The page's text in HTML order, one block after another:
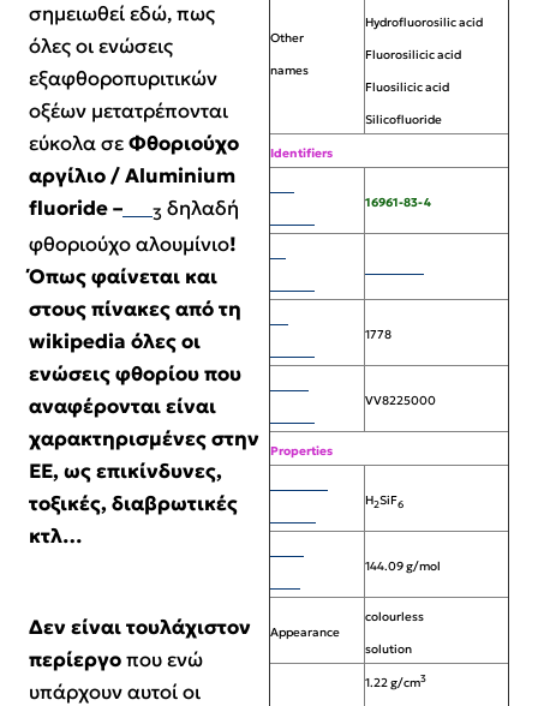
Other
names
Hydrofluorosilic acid
Fluorosilicic acid
Fluosilicic acid
Silicofluoride
Identifiers
16961-83-4
1778
VV8225000
Properties
H2SiF6
144.09 g/mol
Appearance
colourless
solution
1.22 g/cm3
σημειωθεί εδώ, πως
όλες οι ενώσεις
εξαφθοροπυριτικών
οξέων μετατρέπονται
εύκολα σεΦθοριούχο
αργίλιο /Aluminium
fluoride –
3 δηλαδή
φθοριούχο αλουμίνιο!
Όπως φαίνεται και
στους πίνακες από τη
wikipedia όλες οι
ενώσεις φθορίου που
αναφέρονται είναι
χαρακτηρισμένες στην
ΕΕ, ως επικίνδυνες,
τοξικές, διαβρωτικές
κτλ…
Δεν είναι τουλάχιστον
περίεργοπου ενώ
υπάρχουν αυτοί οι